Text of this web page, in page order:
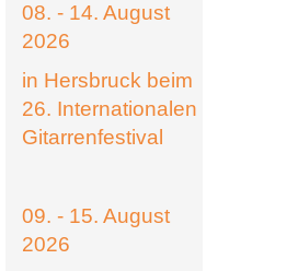
08. - 14. August
2026
in Hersbruck beim
26. Internationalen
Gitarrenfestival
09. - 15. August
2026